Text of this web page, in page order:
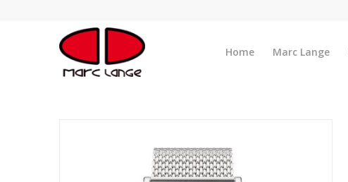
Home Marc Lange